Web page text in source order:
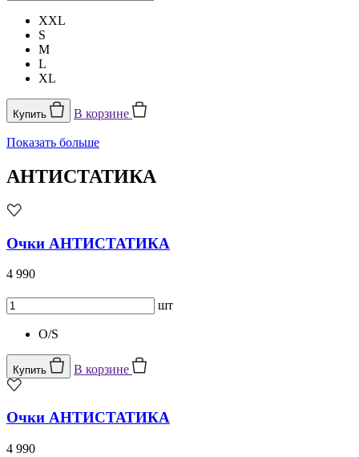
XXL
S
M
L
XL
Купить В корзине
Показать больше
АНТИСТАТИКА
Очки АНТИСТАТИКА
4 990
шт
O/S
Купить В корзине
Очки АНТИСТАТИКА
4 990